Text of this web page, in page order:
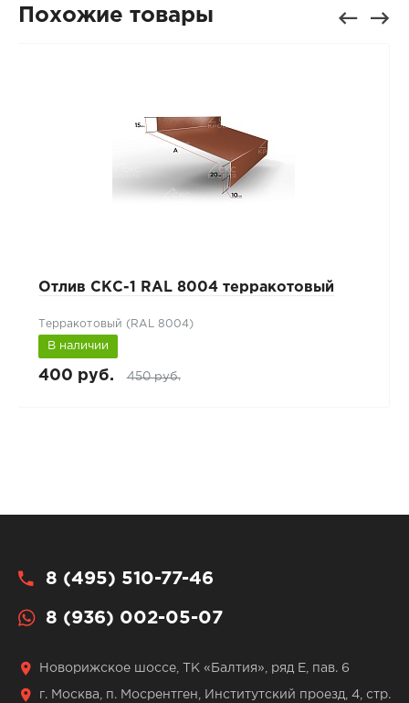
Похожие товары
Отлив СКС-1 RAL 8004 терракотовый
Терракотовый (RAL 8004)
В наличии
400 руб. 450 руб.
8 (495) 510-77-46
8 (936) 002-05-07
Новорижское шоссе, ТК «Балтия», ряд Е, пав. 6
г. Москва, п. Мосрентген, Институтский проезд, 4, стр.